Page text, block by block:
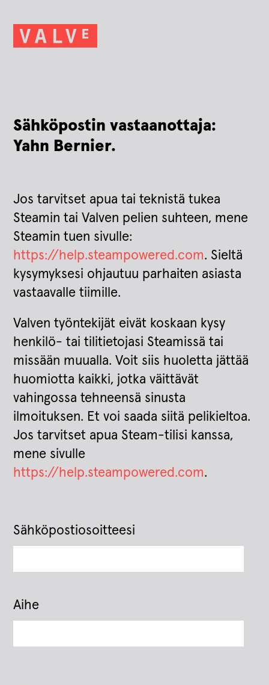
Sähköpostin vastaanottaja:
Yahn Bernier.
Jos tarvitset apua tai teknistä tukea
Steamin tai Valven pelien suhteen, mene
Steamin tuen sivulle:
https://help.steampowered.com. Sieltä
kysymyksesi ohjautuu parhaiten asiasta
vastaavalle tiimille.
Valven työntekijät eivät koskaan kysy
henkilö- tai tilitietojasi Steamissä tai
missään muualla. Voit siis huoletta jättää
huomiotta kaikki, jotka väittävät
vahingossa tehneensä sinusta
ilmoituksen. Et voi saada siitä pelikieltoa.
Jos tarvitset apua Steam-tilisi kanssa,
mene sivulle
https://help.steampowered.com.
Sähköpostiosoitteesi
Aihe